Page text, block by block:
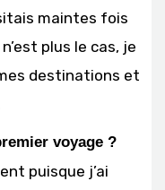
maintes fois
plus le cas, je
destinations et
voyage ?
puisque j’ai